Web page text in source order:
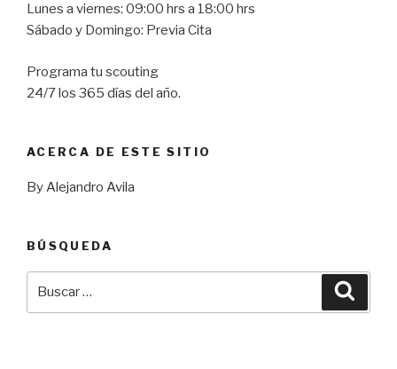
Lunes a viernes: 09:00 hrs a 18:00 hrs
Sábado y Domingo: Previa Cita
Programa tu scouting
24/7 los 365 días del año.
ACERCA DE ESTE SITIO
By Alejandro Avila
BÚSQUEDA